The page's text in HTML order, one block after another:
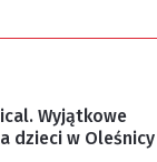
Wyjątkowe
dzieci w Oleśnicy